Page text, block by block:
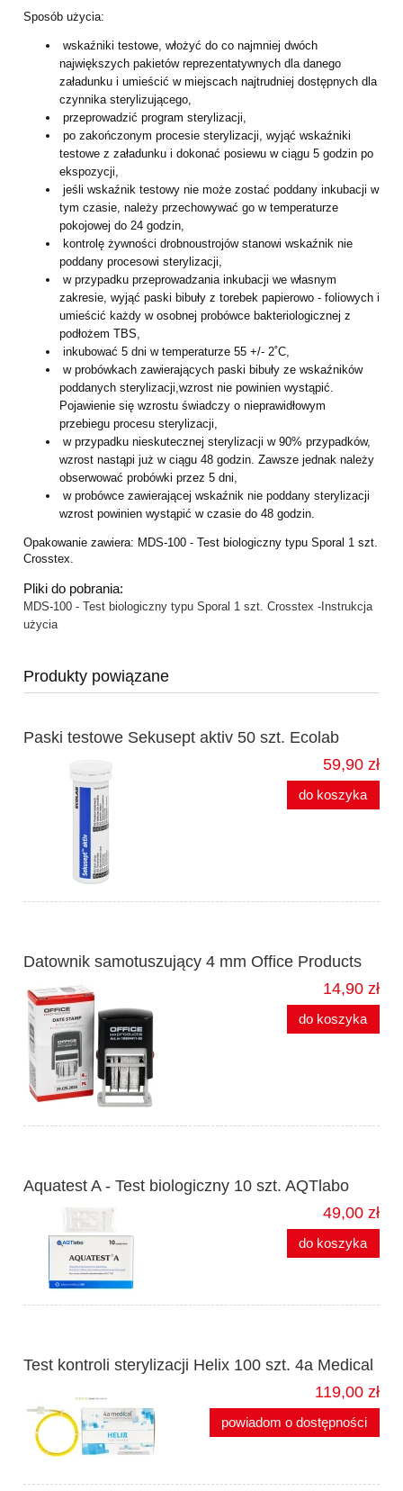
Sposób użycia:
wskaźniki testowe, włożyć do co najmniej dwóch
największych pakietów reprezentatywnych dla danego
załadunku i umieścić w miejscach najtrudniej dostępnych dla
czynnika sterylizującego,
przeprowadzić program sterylizacji,
po zakończonym procesie sterylizacji, wyjąć wskaźniki
testowe z załadunku i dokonać posiewu w ciągu 5 godzin po
ekspozycji,
jeśli wskaźnik testowy nie może zostać poddany inkubacji w
tym czasie, należy przechowywać go w temperaturze
pokojowej do 24 godzin,
kontrolę żywności drobnoustrojów stanowi wskaźnik nie
poddany procesowi sterylizacji,
w przypadku przeprowadzania inkubacji we własnym
zakresie, wyjąć paski bibuły z torebek papierowo - foliowych i
umieścić każdy w osobnej probówce bakteriologicznej z
podłożem TBS,
inkubować 5 dni w temperaturze 55 +/- 2˚C,
w probówkach zawierających paski bibuły ze wskaźników
poddanych sterylizacji,wzrost nie powinien wystąpić.
Pojawienie się wzrostu świadczy o nieprawidłowym
przebiegu procesu sterylizacji,
w przypadku nieskutecznej sterylizacji w 90% przypadków,
wzrost nastąpi już w ciągu 48 godzin. Zawsze jednak należy
obserwować probówki przez 5 dni,
w probówce zawierającej wskaźnik nie poddany sterylizacji
wzrost powinien wystąpić w czasie do 48 godzin.
Opakowanie zawiera: MDS-100 - Test biologiczny typu Sporal 1 szt.
Crosstex.
Pliki do pobrania:
MDS-100 - Test biologiczny typu Sporal 1 szt. Crosstex -Instrukcja
użycia
Produkty powiązane
Paski testowe Sekusept aktiv 50 szt. Ecolab
59,90 zł
do koszyka
Datownik samotuszujący 4 mm Office Products
14,90 zł
do koszyka
Aquatest A - Test biologiczny 10 szt. AQTlabo
49,00 zł
do koszyka
Test kontroli sterylizacji Helix 100 szt. 4a Medical
119,00 zł
powiadom o dostępności